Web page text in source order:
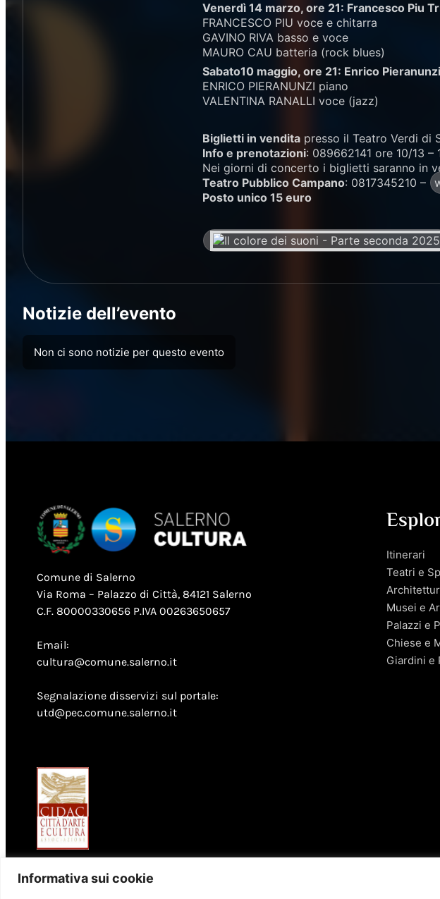
Informativa sui cookie
Venerdì 14 marzo, ore 21: Francesco Piu
FRANCESCO PIU voce e chitarra
GAVINO RIVA basso e voce
MAURO CAU batteria (rock blues)
Sabato10 maggio, ore 21: Enrico
ENRICO PIERANUNZI piano
VALENTINA RANALLI voce (jazz)
Biglietti in venditapresso il Teatro Verdi di
Info e prenotazioni: 089662141 ore 10/13 –
Nei giorni di concerto i biglietti saranno in
Teatro Pubblico Campano: 0817345210 –
Posto unico 15 euro
Notizie dell’evento
Non ci sono notizie per questo evento
Comune di Salerno
Via Roma – Palazzo di Città, 84121 Salerno
C.F. 80000330656 P.IVA 00263650657
Email:
cultura@comune.salerno.it
Segnalazione disservizi sul portale:
utd@pec.comune.salerno.it
Itinerari
Teatri e
Musei e
Palazzi e
Chiese e
Giardini e